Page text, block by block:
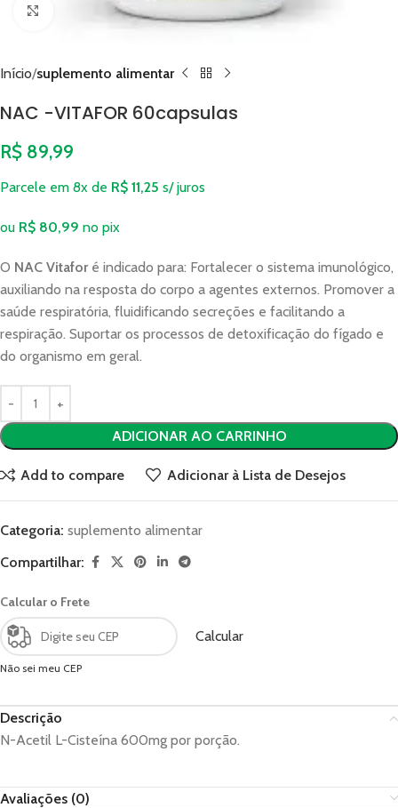
Clique para ampliar
Início suplemento alimentar
NAC -VITAFOR 60capsulas
R$ 89,99
Parcele em 8x de R$ 11,25 s/ juros
ou R$ 80,99 no pix
O NAC Vitaforé indicado para: Fortalecer o sistema imunológico,
auxiliando na resposta do corpo a agentes externos. Promover a
saúde respiratória, fluidificando secreções e facilitando a
respiração. Suportar os processos de detoxificação do fígado e
do organismo em geral.
ADICIONAR AO CARRINHO
Add to compare Adicionar à Lista de Desejos
Categoria: suplemento alimentar
Compartilhar:
Calcular o Frete
Calcular
Não sei meu CEP
Descrição
N-Acetil L-Cisteína 600mg por porção.
Avaliações (0)